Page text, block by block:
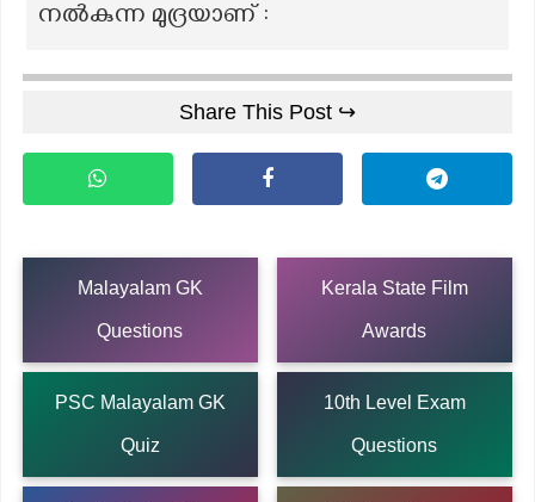
നൽകുന്ന മുദ്രയാണ് :
Share This Post ↪
Malayalam GK
Questions
Kerala State Film
Awards
PSC Malayalam GK
Quiz
10th Level Exam
Questions